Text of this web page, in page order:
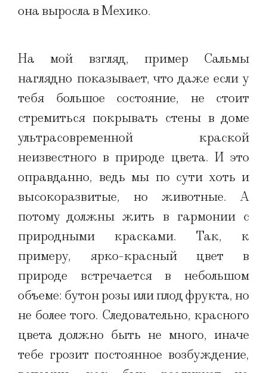
она выросла в Мехико.
На мой взгляд, пример Сальмы
наглядно показывает, что даже если у
тебя большое состояние, не стоит
стремиться покрывать стены в доме
ультрасовременной краской
неизвестного в природе цвета. И это
оправданно, ведь мы по сути хоть и
высокоразвитые, но животные. А
потому должны жить в гармонии с
природными красками. Так, к
примеру, ярко-красный цвет в
природе встречается в небольшом
объеме: бутон розы или плод фрукта, но
не более того. Следовательно, красного
цвета должно быть не много, иначе
тебе грозит постоянное возбуждение,